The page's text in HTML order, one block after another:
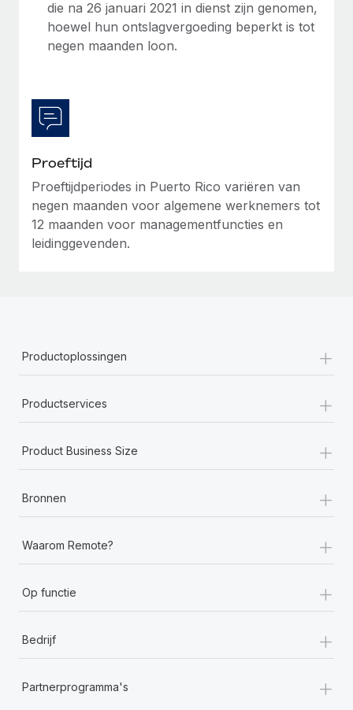
die na 26 januari 2021 in dienst zijn genomen,
hoewel hun ontslagvergoeding beperkt is tot
negen maanden loon.
Proeftijd
Proeftijdperiodes in Puerto Rico variëren van
negen maanden voor algemene werknemers tot
12 maanden voor managementfuncties en
leidinggevenden.
Productoplossingen +
Productservices +
Product Business Size +
Bronnen +
Waarom Remote? +
Op functie +
Bedrijf +
Partnerprogramma's +